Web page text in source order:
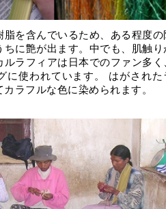
脂を含んでいるため、ある程度
ちに艶が出ます。中でも、肌触
ルラフィアは日本でのファン多
に使われています。 はがされた
ラフルな色に染められます。